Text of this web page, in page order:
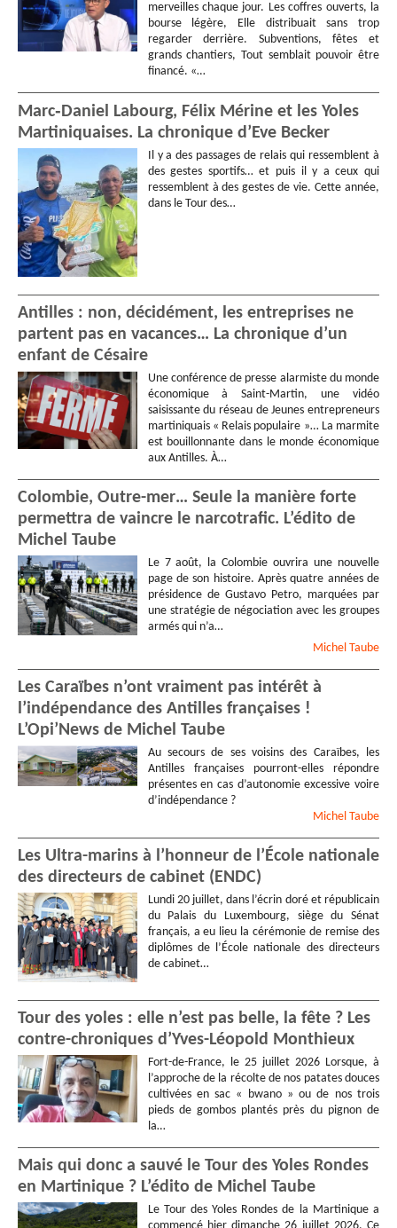
merveilles chaque jour. Les coffres ouverts, la
bourse légère, Elle distribuait sans trop
regarder derrière. Subventions, fêtes et
grands chantiers, Tout semblait pouvoir être
financé. «…
Marc‑Daniel Labourg, Félix Mérine et les Yoles
Martiniquaises. La chronique d’Eve Becker
Il y a des passages de relais qui ressemblent à
des gestes sportifs… et puis il y a ceux qui
ressemblent à des gestes de vie. Cette année,
dans le Tour des…
Antilles : non, décidément, les entreprises ne
partent pas en vacances… La chronique d’un
enfant de Césaire
Une conférence de presse alarmiste du monde
économique à Saint-Martin, une vidéo
saisissante du réseau de Jeunes entrepreneurs
martiniquais « Relais populaire »… La marmite
est bouillonnante dans le monde économique
aux Antilles. À…
Colombie, Outre-mer… Seule la manière forte
permettra de vaincre le narcotrafic. L’édito de
Michel Taube
Le 7 août, la Colombie ouvrira une nouvelle
page de son histoire. Après quatre années de
présidence de Gustavo Petro, marquées par
une stratégie de négociation avec les groupes
armés qui n’a…
Michel Taube
Les Caraïbes n’ont vraiment pas intérêt à
l’indépendance des Antilles françaises !
L’Opi’News de Michel Taube
Au secours de ses voisins des Caraïbes, les
Antilles françaises pourront-elles répondre
présentes en cas d’autonomie excessive voire
d’indépendance ?
Michel Taube
Les Ultra-marins à l’honneur de l’École nationale
des directeurs de cabinet (ENDC)
Lundi 20 juillet, dans l’écrin doré et républicain
du Palais du Luxembourg, siège du Sénat
français, a eu lieu la cérémonie de remise des
diplômes de l’École nationale des directeurs
de cabinet…
Tour des yoles : elle n’est pas belle, la fête ? Les
contre-chroniques d’Yves-Léopold Monthieux
Fort-de-France, le 25 juillet 2026 Lorsque, à
l’approche de la récolte de nos patates douces
cultivées en sac « bwano » ou de nos trois
pieds de gombos plantés près du pignon de
la…
Mais qui donc a sauvé le Tour des Yoles Rondes
en Martinique ? L’édito de Michel Taube
Le Tour des Yoles Rondes de la Martinique a